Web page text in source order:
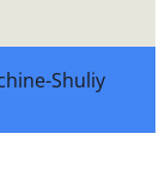
Shuliy